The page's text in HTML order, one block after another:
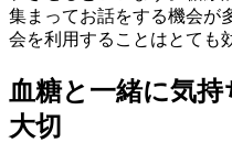
集まってお話をする機会が
会を利用することはとても
血糖と一緒に気
大切